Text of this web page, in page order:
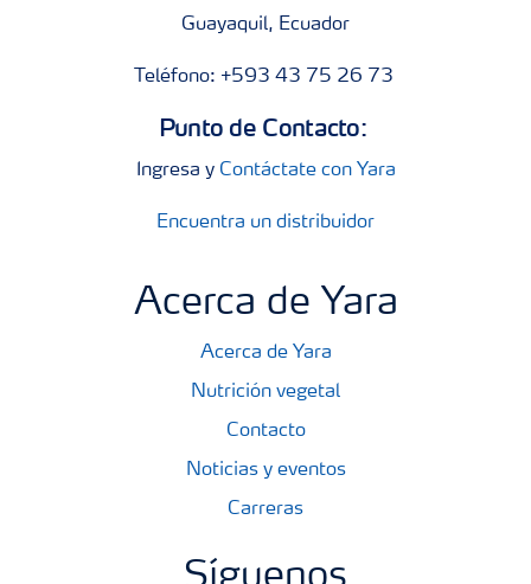
Guayaquil, Ecuador
Teléfono: +593 43 75 26 73
Punto de Contacto:
Ingresa y Contáctate con Yara
Encuentra un distribuidor
Acerca de Yara
Acerca de Yara
Nutrición vegetal
Contacto
Noticias y eventos
Carreras